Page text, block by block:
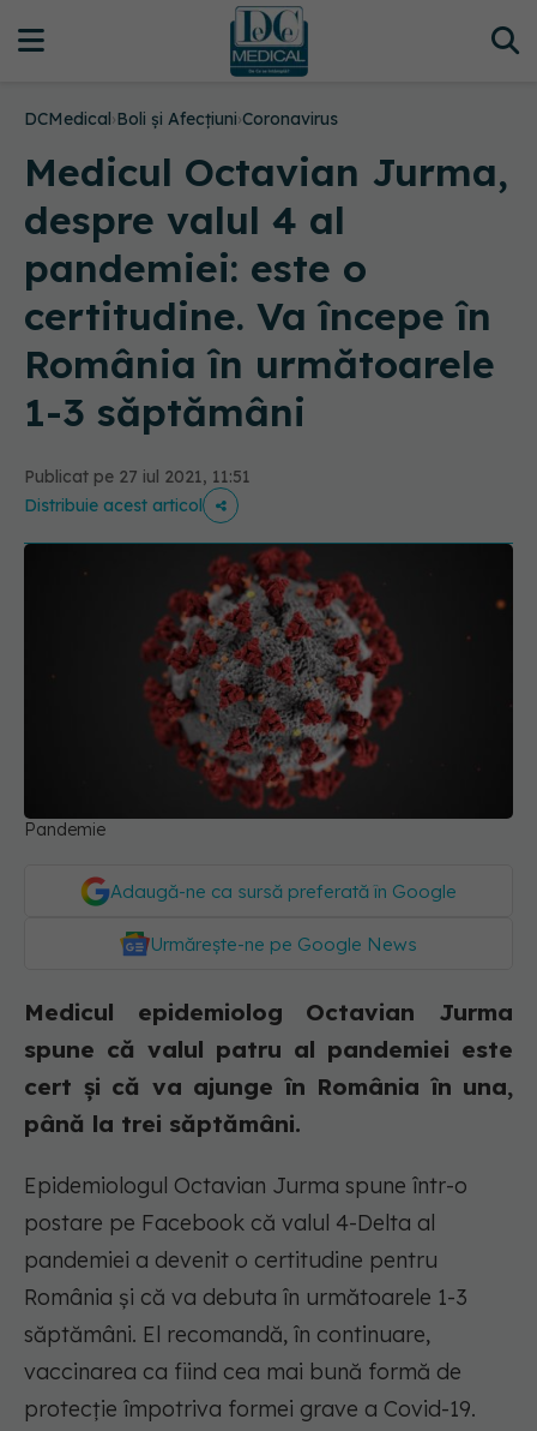
DCMedical›Boli și Afecțiuni›Coronavirus
Medicul Octavian Jurma,
despre valul 4 al
pandemiei: este o
certitudine. Va începe în
România în următoarele
1-3 săptămâni
Publicat pe 27 iul 2021, 11:51
Distribuie acest articol
Pandemie
Adaugă-ne ca sursă preferată în Google
Urmărește-ne pe Google News
Medicul epidemiolog Octavian Jurma
spune că valul patru al pandemiei este
cert și că va ajunge în România în una,
până la trei săptămâni.
Epidemiologul Octavian Jurma spune într-o
postare pe Facebook că valul 4-Delta al
pandemiei a devenit o certitudine pentru
România și că va debuta în următoarele 1-3
săptămâni. El recomandă, în continuare,
vaccinarea ca fiind cea mai bună formă de
protecție împotriva formei grave a Covid-19.